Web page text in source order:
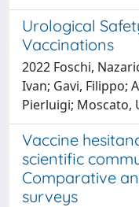
Urological
Vaccinations
2022 Foschi,
Ivan; Gavi, Filippo;
Pierluigi; Moscato,
Vaccine
scientific
Comparative
surveys